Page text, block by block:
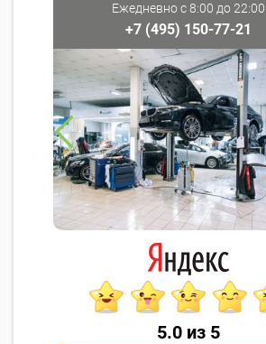
Ежедневно с 8:00 до 22:00
+7 (495) 150-77-21
5.0 из 5